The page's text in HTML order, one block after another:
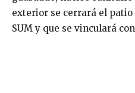
exterior se cerrará el
SUM y que se vinculará